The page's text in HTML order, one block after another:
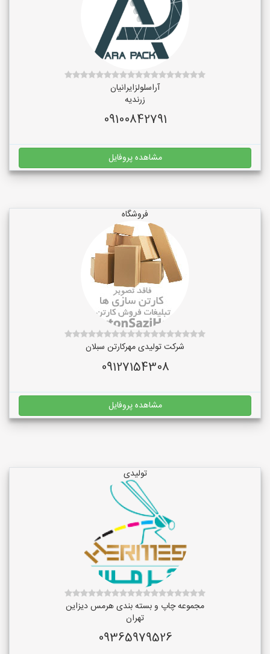
آراسلولزایرانیان
زرندیه
09100842791
مشاهده پروفایل
فروشگاه
شرکت تولیدی مهرکارتن سبلان
09127154308
مشاهده پروفایل
تولیدی
مجموعه چاپ و بسته بندی هرمس دیزاین
تهران
09365979526